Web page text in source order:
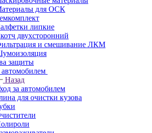
для ОСК
липкие
двухсторонний
и смешивание ЛКМ
защиты
автомобилем
Назад
за автомобилем
для очистки кузова